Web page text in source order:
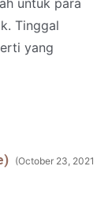
untuk para
Tinggal
yang
October 23, 2021